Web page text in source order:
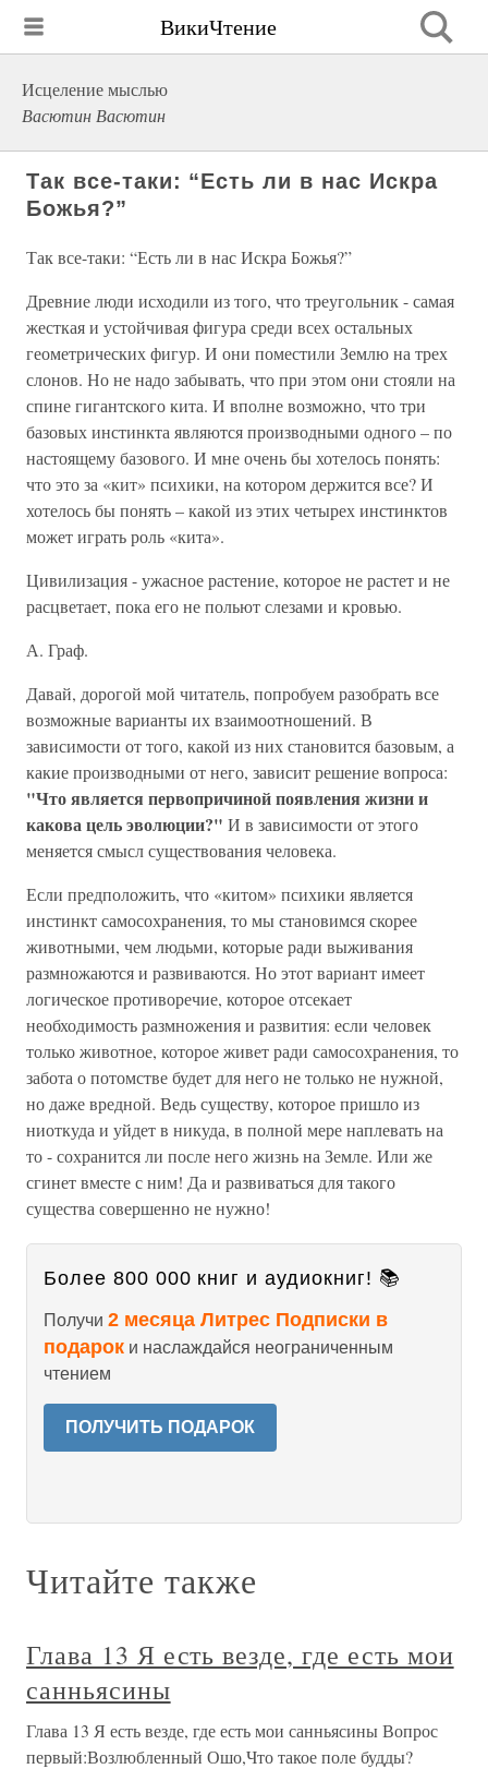
ВикиЧтение
Исцеление мыслью
Васютин Васютин
Так все-таки: “Есть ли в нас Искра
Божья?”
Так все-таки: “Есть ли в нас Искра Божья?”
Древние люди исходили из того, что треугольник - самая
жесткая и устойчивая фигура среди всех остальных
геометрических фигур. И они поместили Землю на трех
слонов. Но не надо забывать, что при этом они стояли на
спине гигантского кита. И вполне возможно, что три
базовых инстинкта являются производными одного – по
настоящему базового. И мне очень бы хотелось понять:
что это за «кит» психики, на котором держится все? И
хотелось бы понять – какой из этих четырех инстинктов
может играть роль «кита».
Цивилизация - ужасное растение, которое не растет и не
расцветает, пока его не польют слезами и кровью.
А. Граф.
Давай, дорогой мой читатель, попробуем разобрать все
возможные варианты их взаимоотношений. В
зависимости от того, какой из них становится базовым, а
какие производными от него, зависит решение вопроса:
"Что является первопричиной появления жизни и
какова цель эволюции?" И в зависимости от этого
меняется смысл существования человека.
Если предположить, что «китом» психики является
инстинкт самосохранения, то мы становимся скорее
животными, чем людьми, которые ради выживания
размножаются и развиваются. Но этот вариант имеет
логическое противоречие, которое отсекает
необходимость размножения и развития: если человек
только животное, которое живет ради самосохранения, то
забота о потомстве будет для него не только не нужной,
но даже вредной. Ведь существу, которое пришло из
ниоткуда и уйдет в никуда, в полной мере наплевать на
то - сохранится ли после него жизнь на Земле. Или же
сгинет вместе с ним! Да и развиваться для такого
существа совершенно не нужно!
Более 800 000 книг и аудиокниг! 📚
Получи 2 месяца Литрес Подписки в
подарок и наслаждайся неограниченным
чтением
ПОЛУЧИТЬ ПОДАРОК
Читайте также
Глава 13 Я есть везде, где есть мои
санньясины
Глава 13 Я есть везде, где есть мои санньясины Вопрос
первый:Возлюбленный Ошо,Что такое поле будды?